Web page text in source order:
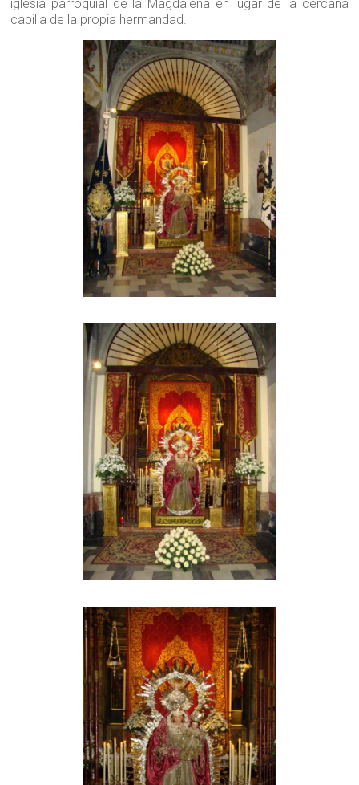
iglesia parroquial de la Magdalena en lugar de la cercana
capilla de la propia hermandad.